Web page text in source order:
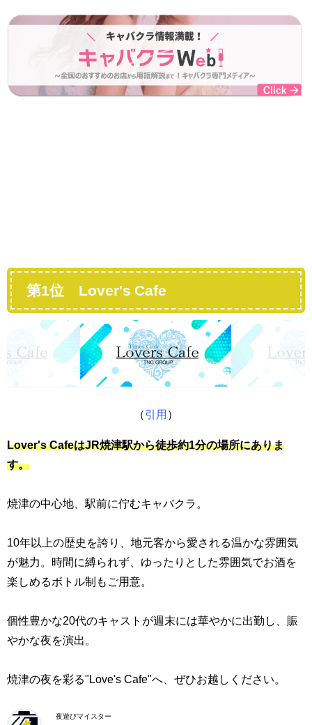
第1位 Lover's Cafe
（引用 ）
Lover's CafeはJR焼津駅から徒歩約1分の場所にありま
す。
焼津の中心地、駅前に佇むキャバクラ。
10年以上の歴史を誇り、地元客から愛される温かな雰囲気
が魅力。時間に縛られず、ゆったりとした雰囲気でお酒を
楽しめるボトル制もご用意。
個性豊かな20代のキャストが週末には華やかに出勤し、賑
やかな夜を演出。
焼津の夜を彩る"Love's Cafe"へ、ぜひお越しください。
夜遊びマイスター